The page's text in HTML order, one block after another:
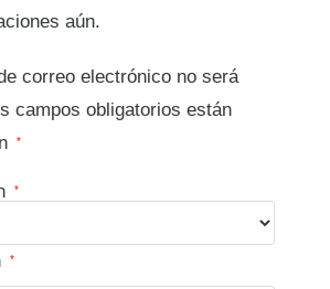
aún.
correo electrónico no será
campos obligatorios están
*
*
*